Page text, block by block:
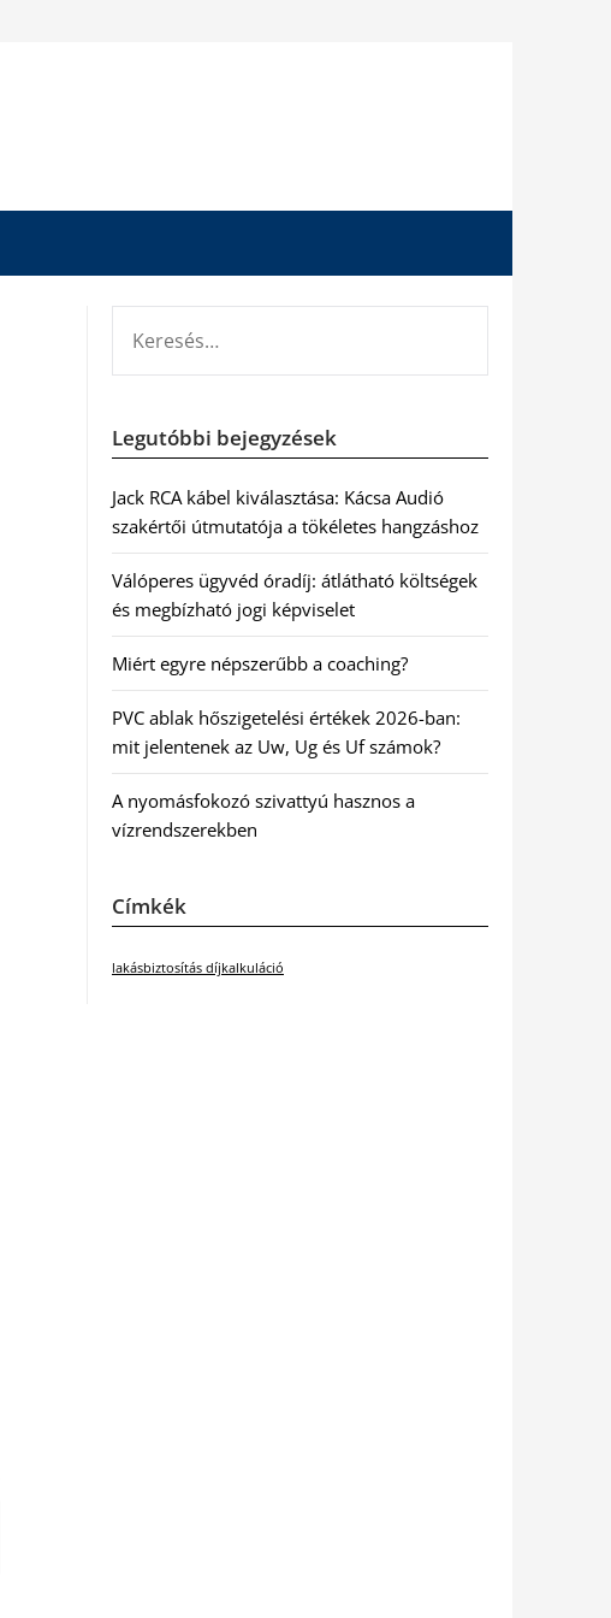
Legutóbbi bejegyzések
Jack RCA kábel kiválasztása: Kácsa Audió
szakértői útmutatója a tökéletes hangzáshoz
Válóperes ügyvéd óradíj: átlátható költségek
és megbízható jogi képviselet
Miért egyre népszerűbb a coaching?
PVC ablak hőszigetelési értékek 2026-ban:
mit jelentenek az Uw, Ug és Uf számok?
A nyomásfokozó szivattyú hasznos a
vízrendszerekben
Címkék
lakásbiztosítás díjkalkuláció